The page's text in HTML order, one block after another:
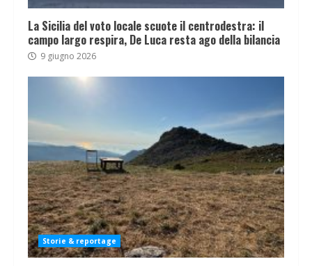
La Sicilia del voto locale scuote il centrodestra: il
campo largo respira, De Luca resta ago della bilancia
9 giugno 2026
Storie & reportage